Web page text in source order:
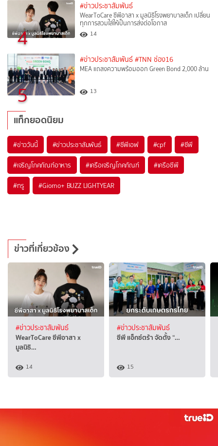
4
#ข่าวประชาสัมพันธ์
WearToCare ซีพีอาสา x มูลนิธิโรงพยาบาลเด็ก เปลี่ยน
ทุกการสวมใส่ให้เป็นการส่งต่อโอกาส
14
5
#ข่าวประชาสัมพันธ์ #TNN ช่อง16
MEA แถลงความพร้อมออก Green Bond 2,000 ล้าน
13
แท็กยอดนิยม
#ข่าววันนี้ #ข่าวประชาสัมพันธ์ #ซีพีเอฟ #cpf #ซีพี
#เจริญโภคภัณฑ์อาหาร #เครือเจริญโภคภัณฑ์ #เครือซีพี
#ทรู #Giorno+ BUZZ LIGHTYEAR
ข่าวที่เกี่ยวข้อง
#ข่าวประชาสัมพันธ์
WearToCare ซีพีอาสา x
มูลนิธิ…
14
#ข่าวประชาสัมพันธ์
ซีพี แอ็กซ์ตร้า จัดตั้ง “…
15